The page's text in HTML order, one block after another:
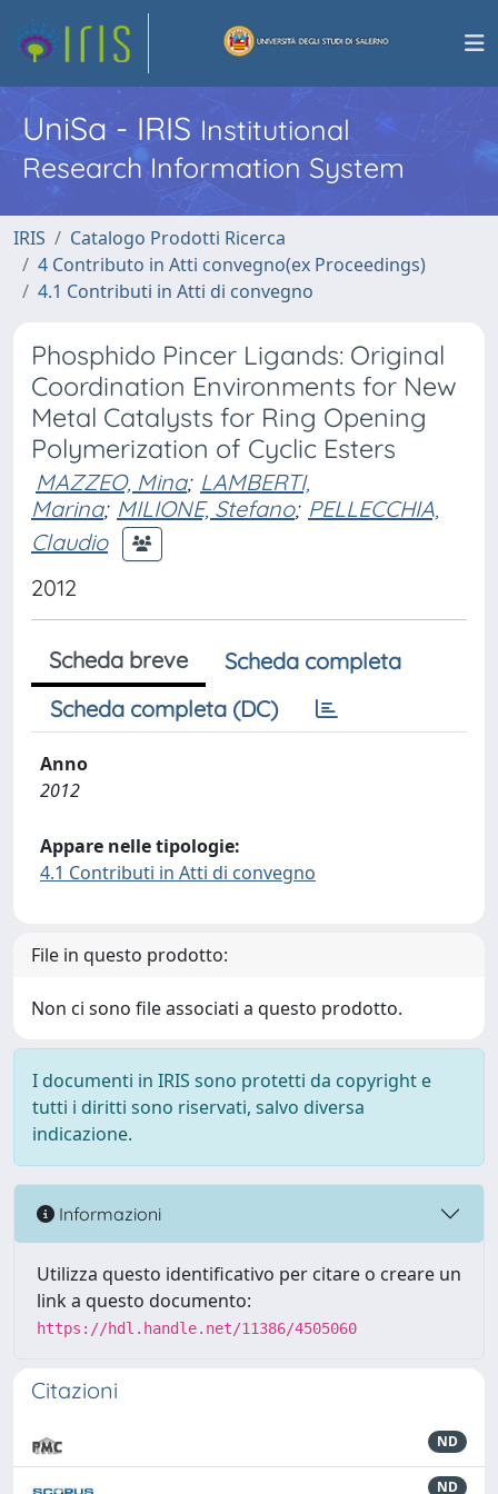
UniSa - IRISInstitutional
Research Information System
IRIS
Catalogo Prodotti Ricerca
4 Contributo in Atti convegno(ex Proceedings)
4.1 Contributi in Atti di convegno
Phosphido Pincer Ligands: Original
Coordination Environments for New
Metal Catalysts for Ring Opening
Polymerization of Cyclic Esters
MAZZEO, Mina; LAMBERTI,
Marina; MILIONE, Stefano; PELLECCHIA,
Claudio
2012
Scheda breve
Scheda completa
Scheda completa (DC)
Anno
2012
Appare nelle tipologie:
4.1 Contributi in Atti di convegno
File in questo prodotto:
Non ci sono file associati a questo prodotto.
I documenti in IRIS sono protetti da copyright e
tutti i diritti sono riservati, salvo diversa
indicazione.
Informazioni
Utilizza questo identificativo per citare o creare un
link a questo documento:
https://hdl.handle.net/11386/4505060
Citazioni
ND
ND